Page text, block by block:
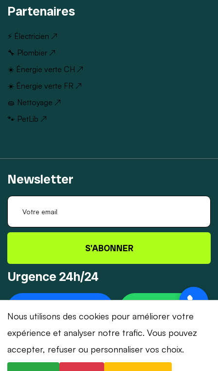
Partenaires
⚡ Électricien ↗
🔧 Plombier ↗
☀️ Énergie verte CH ↗
☀️ Énergie verte FR ↗
🧽 Nettoyage ↗
🐾 PetLib ↗
Newsletter
S'ABONNER
Urgence 24h/24
© 2026 Dépannage-Serrurier.ch - Tous droits
Nous utilisons des cookies pour améliorer votre
expérience et analyser notre trafic. Vous pouvez
accepter, refuser ou personnaliser vos choix.